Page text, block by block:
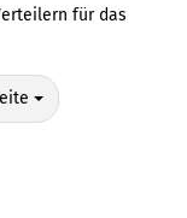
für das